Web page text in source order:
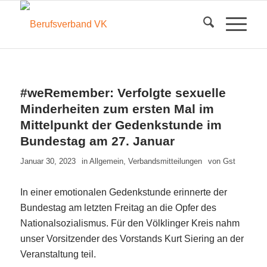
#weRemember: Verfolgte sexuelle
Minderheiten zum ersten Mal im
Mittelpunkt der Gedenkstunde im
Bundestag am 27. Januar
Januar 30, 2023 in Allgemein, Verbandsmitteilungen von Gst
In einer emotionalen Gedenkstunde erinnerte der
Bundestag am letzten Freitag an die Opfer des
Nationalsozialismus. Für den Völklinger Kreis nahm
unser Vorsitzender des Vorstands Kurt Siering an der
Veranstaltung teil.